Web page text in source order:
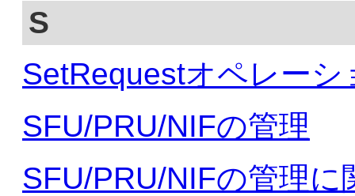
S
SetRequestオペレーシ
SFU/PRU/NIFの管理
SFU/PRU/NIFの管理